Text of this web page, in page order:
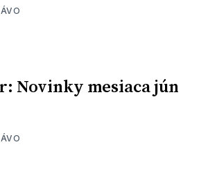
Novinky mesiaca jún